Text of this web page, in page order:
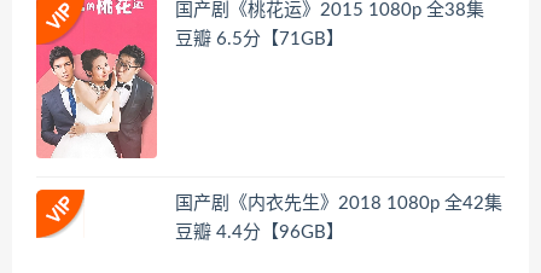
国产剧《桃花运》2015 1080p 全38集
豆瓣 6.5分【71GB】
国产剧《内衣先生》2018 1080p 全42集
豆瓣 4.4分【96GB】